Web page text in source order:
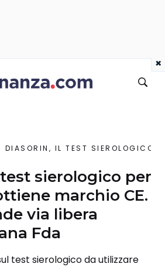
DIASORIN, IL TEST SIEROLOGICO
sierologico per
marchio CE.
via libera
Fda
test sierologico da utilizzare
×